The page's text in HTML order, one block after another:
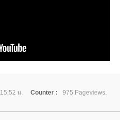
น. Counter :
975 Pageviews.